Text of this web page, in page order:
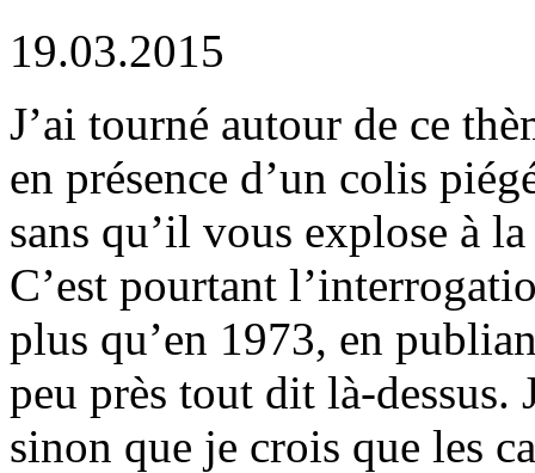
19.03.2015
J’ai tourné autour de ce
en présence d’un colis
sans qu’il vous explose à
C’est pourtant
plus qu’en 1973, en
peu près tout dit là-dessus.
sinon que je crois que les